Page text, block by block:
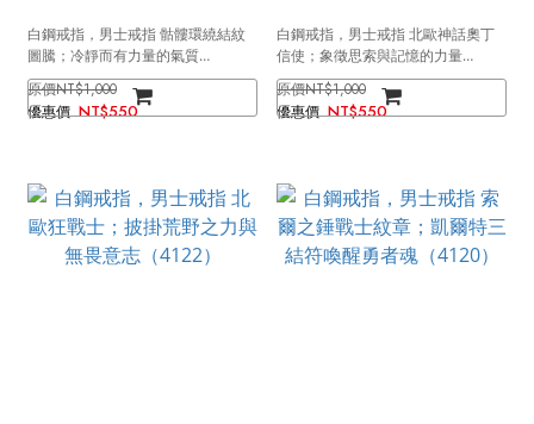
白鋼戒指，男士戒指 骷髏環繞結紋
圖騰；冷靜而有力量的氣質
（4124）
NT$1,000
NT$550
白鋼戒指，男士戒指 北歐神話奧丁
信使；象徵思索與記憶的力量
（4123）
NT$1,000
NT$550